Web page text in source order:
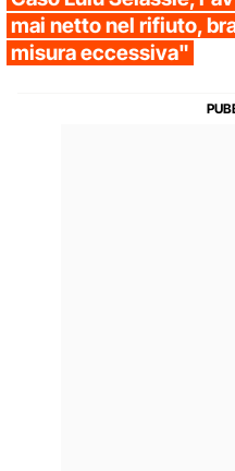
mai netto nel rifiuto,
misura eccessiva"